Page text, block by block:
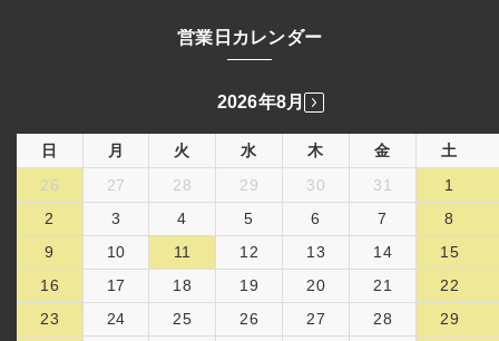
営業日カレンダー
2026年8月
日 月 火 水 木 金
土
26
27 28 29 30 31
1
2
3 4 5 6 7
8
9
10 11 12 13 14
15
16
17 18 19 20 21
22
23
24 25 26 27 28
29